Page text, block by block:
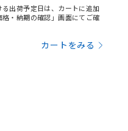
出荷予定日は、カートに追加
・納期の確認」画面にてご確
カートをみる